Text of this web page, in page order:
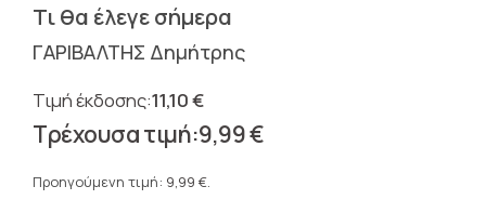
Τι θα έλεγε σήμερα
ΓΑΡΙΒΑΛΤΗΣ Δημήτρης
11,10€
Original
price
11,10 €.
9,99€
τρέχουσα
Προηγούμενη τιμή: 9,99 €.